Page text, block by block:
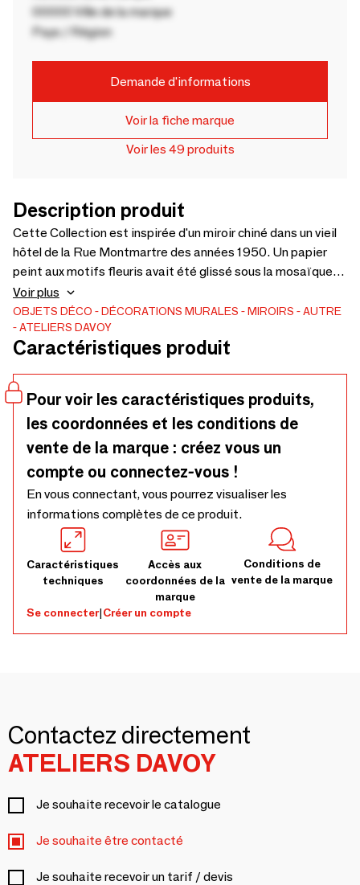
00000 Ville de la marque
Pays / Région
Demande d'informations
Voir la fiche marque
Voir les 49 produits
Description produit
Cette Collection est inspirée d'un miroir chiné dans un vieil
hôtel de la Rue Montmartre des années 1950. Un papier
peint aux motifs fleuris avait été glissé sous la mosaïque
de carreaux, qui oxydée par les années, a laissé apparaître
comme par magie des fragments du papier. Entre miroir et
pièce décorative, son reflet est encore plus mystérieux !
L'oxydation des miroirs, réalisée aujourd'hui à la main dans
toute leur authenticité.
Voir plus
OBJETS DÉCO DÉCORATIONS MURALES MIROIRS
AUTRE
ATELIERS DAVOY
Caractéristiques produit
Pour voir les caractéristiques produits,
les coordonnées et les conditions de
vente de la marque : créez vous un
compte ou connectez-vous !
En vous connectant, vous pourrez visualiser les
informations complètes de ce produit.
Caractéristiques
techniques
Accès aux
coordonnées de la
marque
Conditions de
vente de la marque
Se connecter|Créer un compte
Contactez directement
ATELIERS DAVOY
Je souhaite recevoir le catalogue
Je souhaite être contacté
Je souhaite recevoir un tarif / devis